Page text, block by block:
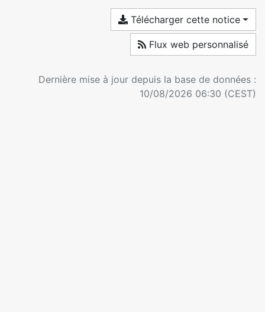
Télécharger cette notice
Flux web personnalisé
Dernière mise à jour depuis la base de données :
10/08/2026 06:30 (CEST)